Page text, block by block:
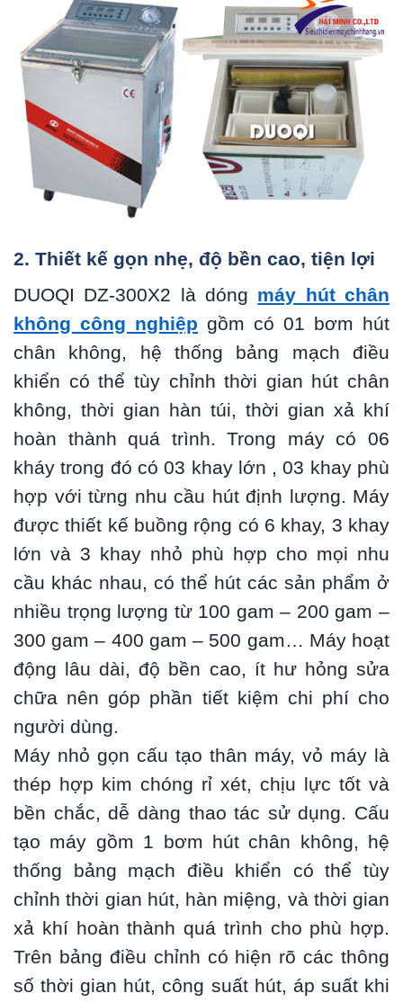
2. Thiết kế gọn nhẹ, độ bền cao, tiện lợi
DUOQI DZ-300X2 là dóng máy hút chân
không công nghiệp gồm có 01 bơm hút
chân không, hệ thống bảng mạch điều
khiển có thể tùy chỉnh thời gian hút chân
không, thời gian hàn túi, thời gian xả khí
hoàn thành quá trình. Trong máy có 06
kháy trong đó có 03 khay lớn , 03 khay phù
hợp với từng nhu cầu hút định lượng. Máy
được thiết kế buồng rộng có 6 khay, 3 khay
lớn và 3 khay nhỏ phù hợp cho mọi nhu
cầu khác nhau, có thể hút các sản phẩm ở
nhiều trọng lượng từ 100 gam – 200 gam –
300 gam – 400 gam – 500 gam… Máy hoạt
động lâu dài, độ bền cao, ít hư hỏng sửa
chữa nên góp phần tiết kiệm chi phí cho
người dùng.
Máy nhỏ gọn cấu tạo thân máy, vỏ máy là
thép hợp kim chóng rỉ xét, chịu lực tốt và
bền chắc, dễ dàng thao tác sử dụng. Cấu
tạo máy gồm 1 bơm hút chân không, hệ
thống bảng mạch điều khiển có thể tùy
chỉnh thời gian hút, hàn miệng, và thời gian
xả khí hoàn thành quá trình cho phù hợp.
Trên bảng điều chỉnh có hiện rõ các thông
số thời gian hút, công suất hút, áp suất khi